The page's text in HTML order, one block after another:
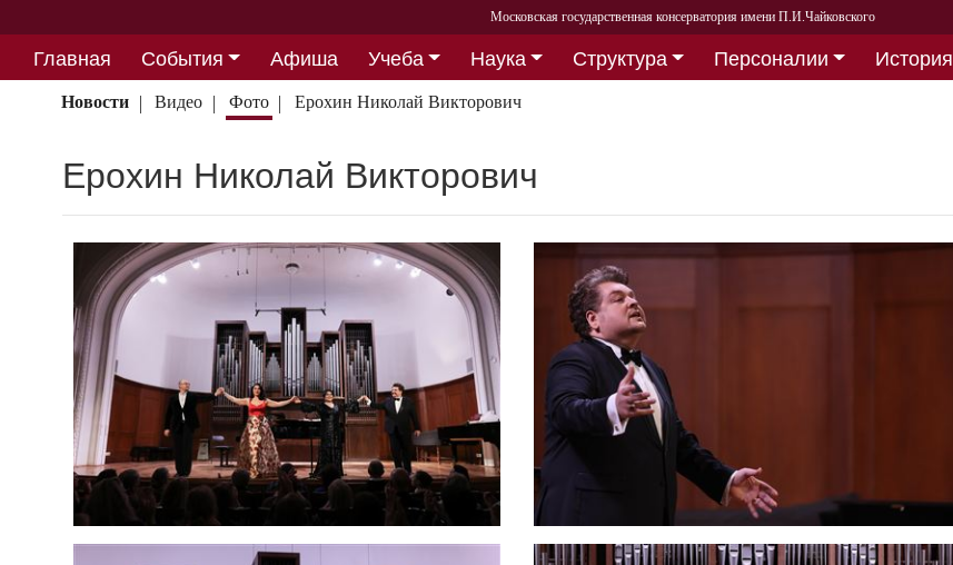
Московская государственная консерватория имени П.И.Чайковского
Главная События Афиша Учеба Наука Структура Персоналии
История
Партнерство
Новости Видео Фото Ерохин Николай Викторович
Ерохин Николай Викторович